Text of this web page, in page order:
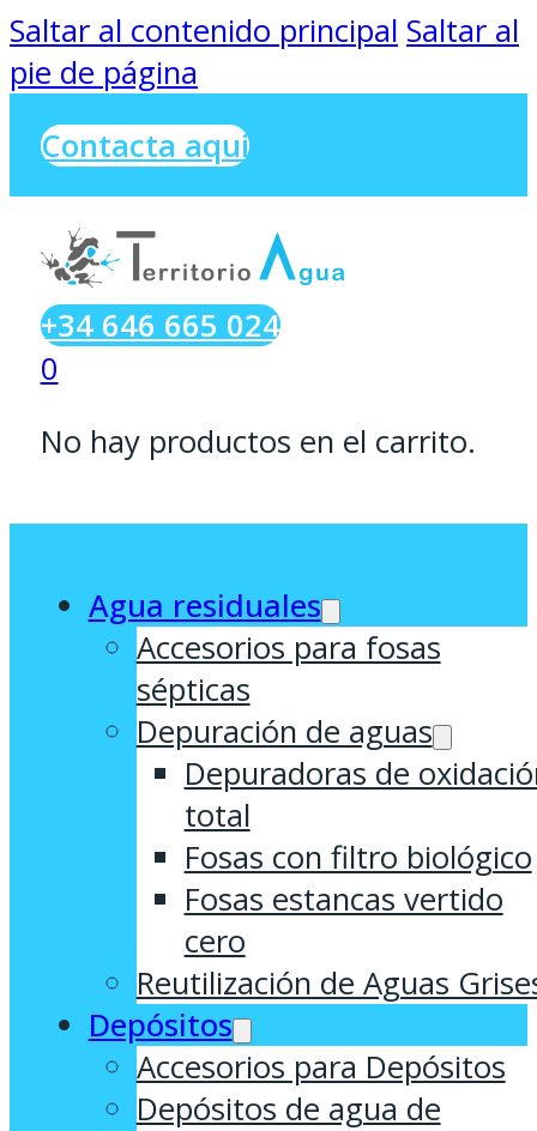
Saltar al contenido principal Saltar al
pie de página
Contacta aqui
+34 646 665 024
0
No hay productos en el carrito.
Agua residuales
Accesorios para fosas
sépticas
Depuración de aguas
Depuradoras de
total
Fosas con filtro biológico
Fosas estancas vertido
cero
Reutilización de Aguas
Depósitos
Accesorios para Depósitos
Depósitos de agua de